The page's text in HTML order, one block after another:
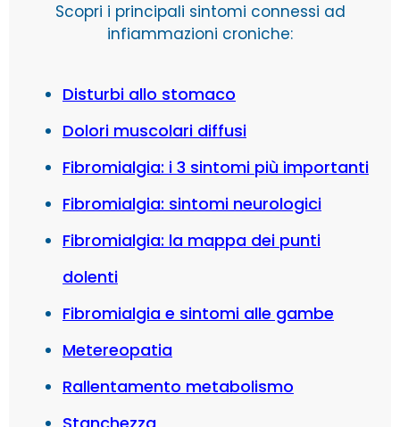
Scopri i principali sintomi connessi ad
infiammazioni croniche:
Disturbi allo stomaco
Dolori muscolari diffusi
Fibromialgia: i 3 sintomi più importanti
Fibromialgia: sintomi neurologici
Fibromialgia: la mappa dei punti
dolenti
Fibromialgia e sintomi alle gambe
Metereopatia
Rallentamento metabolismo